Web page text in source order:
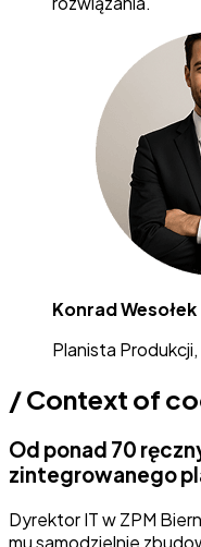
Konrad Wesołek
Planista
/Context of
Od ponad 70
zintegrowanego
Dyrektor IT w ZPM
mu samodzielnie